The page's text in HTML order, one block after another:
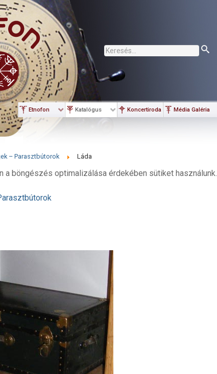
Keresés...
Etnofon Katalógus Koncertiroda Média Galéria
– Parasztbútorok Láda
a böngészés optimalizálása érdekében sütiket használunk.